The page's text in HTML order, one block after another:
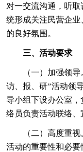
对一交流沟通，听
统形成关注民营企
的良好氛围。
三、活动要求
（一）加强领导。
访、报、研”活动领
导小组下设办公室
络员负责活动联络、
（二）高度重视
活动的重要性和必